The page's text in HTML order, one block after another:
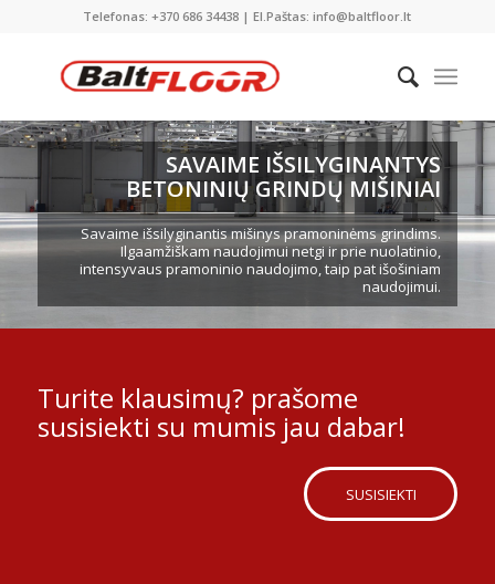
Telefonas: +370 686 34438 | El.Paštas: info@baltfloor.lt
SAVAIME IŠSILYGINANTYS
BETONINIŲ GRINDŲ MIŠINIAI
Savaime išsilyginantis mišinys pramoninėms grindims.
Ilgaamžiškam naudojimui netgi ir prie nuolatinio,
intensyvaus pramoninio naudojimo, taip pat išošiniam
naudojimui.
Turite klausimų? prašome
susisiekti su mumis jau dabar!
SUSISIEKTI